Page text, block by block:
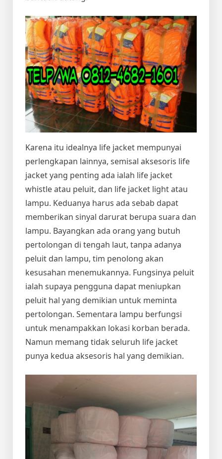
Karena itu idealnya life jacket mempunyai
perlengkapan lainnya, semisal aksesoris life
jacket yang penting ada ialah life jacket
whistle atau peluit, dan life jacket light atau
lampu. Keduanya harus ada sebab dapat
memberikan sinyal darurat berupa suara dan
lampu. Bayangkan ada orang yang butuh
pertolongan di tengah laut, tanpa adanya
peluit dan lampu, tim penolong akan
kesusahan menemukannya. Fungsinya peluit
ialah supaya pengguna dapat meniupkan
peluit hal yang demikian untuk meminta
pertolongan. Sementara lampu berfungsi
untuk menampakkan lokasi korban berada.
Namun memang tidak seluruh life jacket
punya kedua aksesoris hal yang demikian.